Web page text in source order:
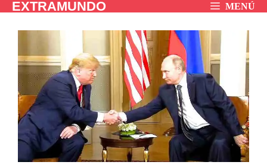
SaltarEXTRAMUNDO MENÚ